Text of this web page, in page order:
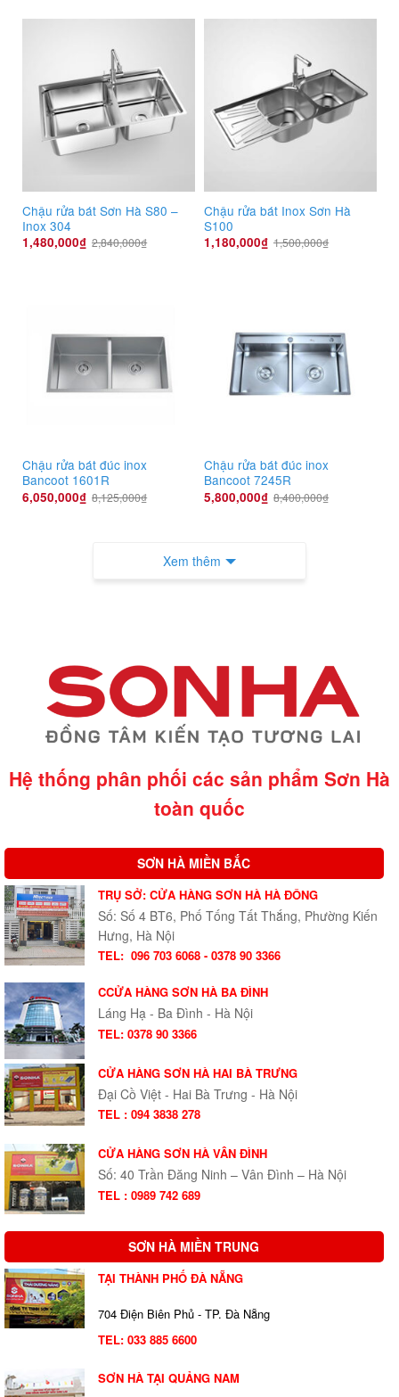
Chậu rửa bát Sơn Hà S80 –
Inox 304
1,480,000₫ 2,840,000₫
Chậu rửa bát Inox Sơn Hà
S100
1,180,000₫ 1,500,000₫
Chậu rửa bát đúc inox
Bancoot 1601R
6,050,000₫ 8,125,000₫
Chậu rửa bát đúc inox
Bancoot 7245R
5,800,000₫ 8,400,000₫
Xem thêm
Hệ thống phân phối các sản phẩm Sơn Hà
toàn quốc
SƠN HÀ MIỀN BẮC
TRỤ SỞ: CỬA HÀNG SƠN HÀ HÀ ĐÔNG
Số: Số 4 BT6, Phố Tống Tất Thắng, Phường Kiến
Hưng, Hà Nội
TEL: 096 703 6068 - 0378 90 3366
CCỬA HÀNG SƠN HÀ BA ĐÌNH
Láng Hạ - Ba Đình - Hà Nội
TEL: 0378 90 3366
CỬA HÀNG SƠN HÀ HAI BÀ TRƯNG
Đại Cồ Việt - Hai Bà Trưng - Hà Nội
TEL : 094 3838 278
CỬA HÀNG SƠN HÀ VÂN ĐÌNH
Số: 40 Trần Đăng Ninh – Vân Đình – Hà Nội
TEL : 0989 742 689
SƠN HÀ MIỀN TRUNG
TẠI THÀNH PHỐ ĐÀ NẴNG
704 Điện Biên Phủ - TP. Đà Nẵng
TEL: 033 885 6600
SƠN HÀ TẠI QUẢNG NAM